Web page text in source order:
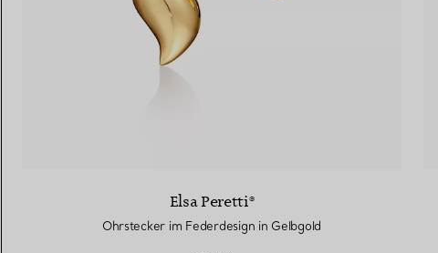
Elsa Peretti®
Ohrstecker im Federdesign in Gelbgold